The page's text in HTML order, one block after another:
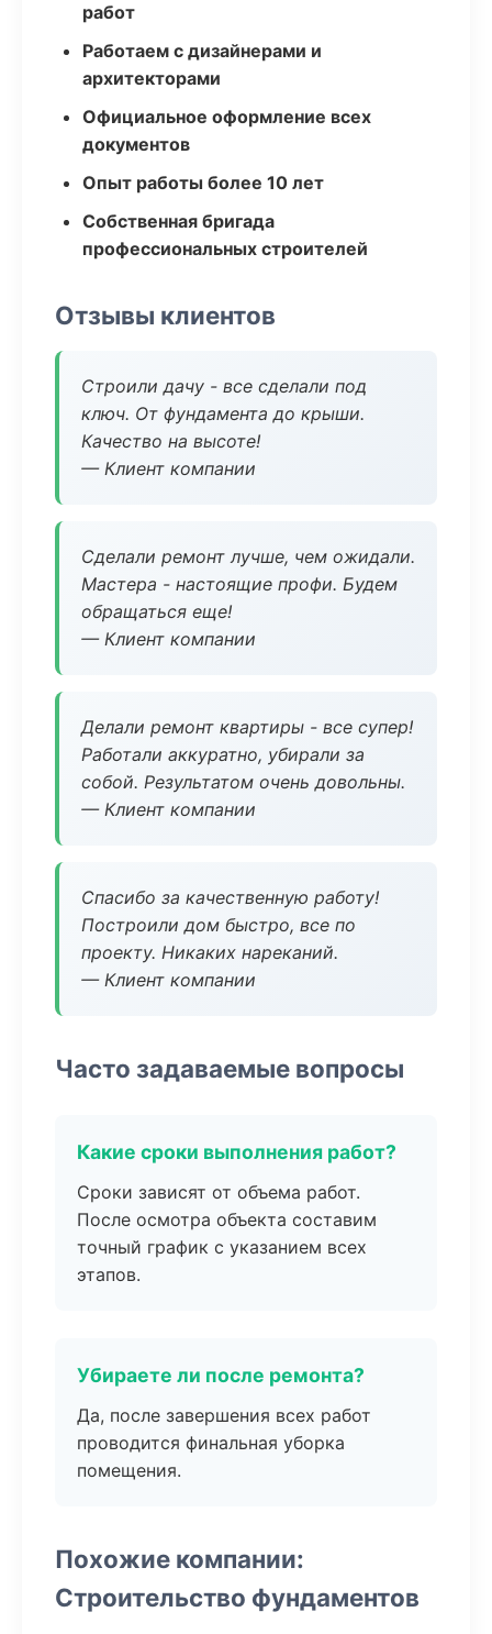
работ
Работаем с дизайнерами и
архитекторами
Официальное оформление всех
документов
Опыт работы более 10 лет
Собственная бригада
профессиональных строителей
Отзывы клиентов
Строили дачу - все сделали под
ключ. От фундамента до крыши.
Качество на высоте!
— Клиент компании
Сделали ремонт лучше, чем ожидали.
Мастера - настоящие профи. Будем
обращаться еще!
— Клиент компании
Делали ремонт квартиры - все супер!
Работали аккуратно, убирали за
собой. Результатом очень довольны.
— Клиент компании
Спасибо за качественную работу!
Построили дом быстро, все по
проекту. Никаких нареканий.
— Клиент компании
Часто задаваемые вопросы
Какие сроки выполнения работ?
Сроки зависят от объема работ.
После осмотра объекта составим
точный график с указанием всех
этапов.
Убираете ли после ремонта?
Да, после завершения всех работ
проводится финальная уборка
помещения.
Похожие компании:
Строительство фундаментов